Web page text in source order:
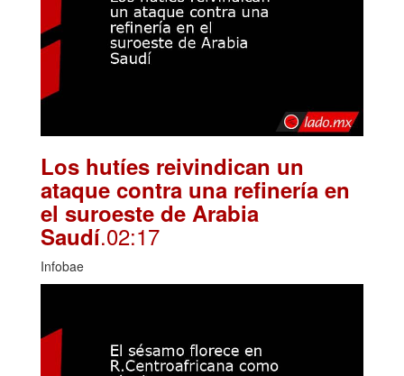
Los hutíes reivindican un
ataque contra una refinería en
el suroeste de Arabia
Saudí.02:17
Infobae